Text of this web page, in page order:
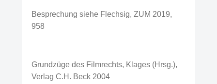
Besprechung siehe Flechsig, ZUM 2019,
958
Grundzüge des Filmrechts, Klages (Hrsg.),
Verlag C.H. Beck 2004